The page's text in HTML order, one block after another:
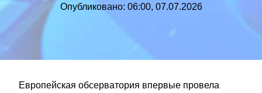
Опубликовано: 06:00, 07.07.2026
Европейская обсерватория впервые провела
Контакт